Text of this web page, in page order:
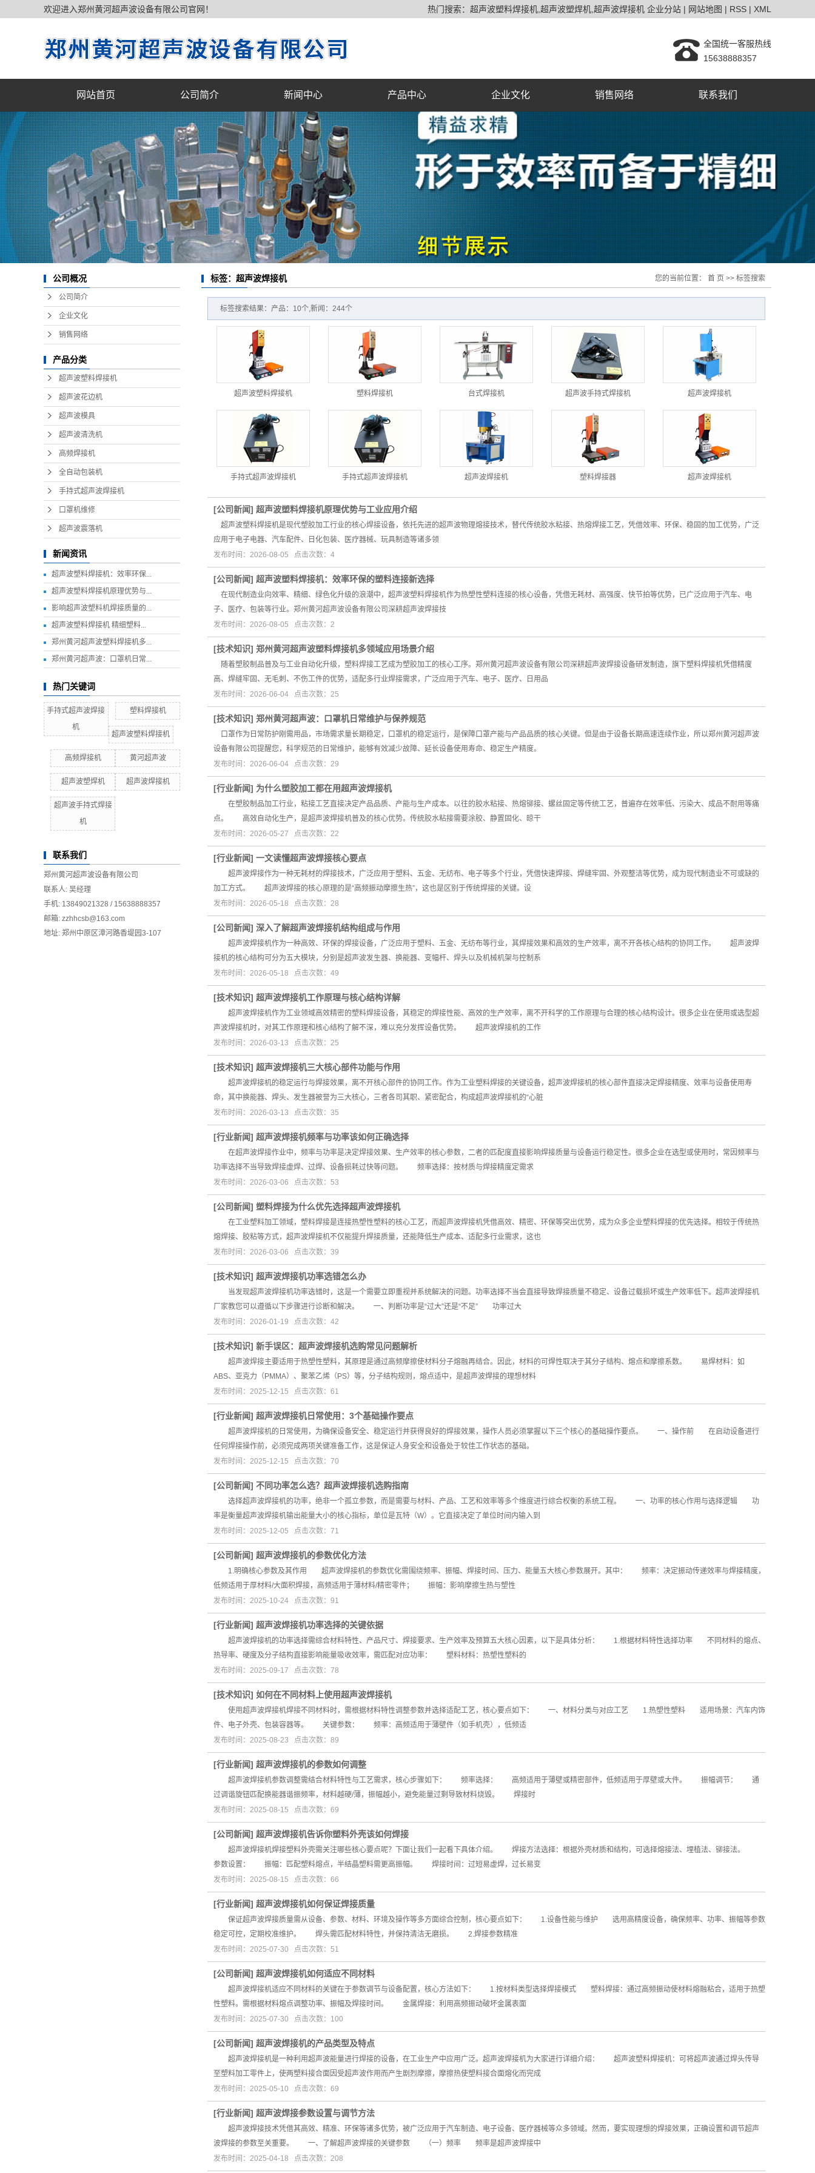
欢迎进入郑州黄河超声波设备有限公司官网！ 热门搜索： 超声波塑料焊接机 超声波塑焊机 超声波焊接机 企业分站 | 网站地图 | RSS | XML
全国统一客服热线
15638888357
网站首页 公司简介 新闻中心 产品中心 企业文化 销售网络 联系我们
公司概况
公司简介
企业文化
销售网络
产品分类
超声波塑料焊接机
超声波花边机
超声波模具
超声波清洗机
高频焊接机
全自动包装机
手持式超声波焊接机
口罩机维修
超声波震落机
新闻资讯
超声波塑料焊接机：效率环保...
超声波塑料焊接机原理优势与...
影响超声波塑料机焊接质量的...
超声波塑料焊接机 精细塑料...
郑州黄河超声波塑料焊接机多...
郑州黄河超声波：口罩机日常...
热门关键词
手持式超声波焊接
机
塑料焊接机
超声波塑料焊接机
高频焊接机 黄河超声波
超声波塑焊机 超声波焊接机
超声波手持式焊接
机
联系我们
郑州黄河超声波设备有限公司
联系人: 吴经理
手机: 13849021328 / 15638888357
邮箱: zzhhcsb@163.com
地址: 郑州中原区漳河路香堤园3-107
标签：超声波焊接机 您的当前位置： 首 页 >> 标签搜索
标签搜索结果：产品：10个,新闻：244个
超声波塑料焊接机 塑料焊接机 台式焊接机 超声波手持式焊接机 超声波焊接机
手持式超声波焊接机 手持式超声波焊接机 超声波焊接机 塑料焊接器 超声波焊接机
[公司新闻] 超声波塑料焊接机原理优势与工业应用介绍
超声波塑料焊接机是现代塑胶加工行业的核心焊接设备，依托先进的超声波物理熔接技术，替代传统胶水粘接、热熔焊接工艺，凭借效率、环保、稳固的加工优势，广泛
应用于电子电器、汽车配件、日化包装、医疗器械、玩具制造等诸多领
发布时间：2026-08-05 点击次数：4
[公司新闻] 超声波塑料焊接机：效率环保的塑料连接新选择
在现代制造业向效率、精细、绿色化升级的浪潮中，超声波塑料焊接机作为热塑性塑料连接的核心设备，凭借无耗材、高强度、快节拍等优势，已广泛应用于汽车、电
子、医疗、包装等行业。郑州黄河超声波设备有限公司深耕超声波焊接技
发布时间：2026-08-05 点击次数：2
[技术知识] 郑州黄河超声波塑料焊接机多领域应用场景介绍
随着塑胶制品普及与工业自动化升级，塑料焊接工艺成为塑胶加工的核心工序。郑州黄河超声波设备有限公司深耕超声波焊接设备研发制造，旗下塑料焊接机凭借精度
高、焊缝牢固、无毛刺、不伤工件的优势，适配多行业焊接需求，广泛应用于汽车、电子、医疗、日用品
发布时间：2026-06-04 点击次数：25
[技术知识] 郑州黄河超声波：口罩机日常维护与保养规范
口罩作为日常防护刚需用品，市场需求量长期稳定，口罩机的稳定运行，是保障口罩产能与产品品质的核心关键。但是由于设备长期高速连续作业，所以郑州黄河超声波
设备有限公司提醒您，科学规范的日常维护，能够有效减少故障、延长设备使用寿命、稳定生产精度。
发布时间：2026-06-04 点击次数：29
[行业新闻] 为什么塑胶加工都在用超声波焊接机
在塑胶制品加工行业，粘接工艺直接决定产品品质、产能与生产成本。以往的胶水粘接、热熔铆接、螺丝固定等传统工艺，普遍存在效率低、污染大、成品不耐用等痛
点。 高效自动化生产，是超声波焊接机普及的核心优势。传统胶水粘接需要涂胶、静置固化、晾干
发布时间：2026-05-27 点击次数：22
[行业新闻] 一文读懂超声波焊接核心要点
超声波焊接作为一种无耗材的焊接技术，广泛应用于塑料、五金、无纺布、电子等多个行业，凭借快速焊接、焊缝牢固、外观整洁等优势，成为现代制造业不可或缺的
加工方式。 超声波焊接的核心原理的是“高频振动摩擦生热”，这也是区别于传统焊接的关键。设
发布时间：2026-05-18 点击次数：28
[公司新闻] 深入了解超声波焊接机结构组成与作用
超声波焊接机作为一种高效、环保的焊接设备，广泛应用于塑料、五金、无纺布等行业，其焊接效果和高效的生产效率，离不开各核心结构的协同工作。 超声波焊
接机的核心结构可分为五大模块，分别是超声波发生器、换能器、变幅杆、焊头以及机械机架与控制系
发布时间：2026-05-18 点击次数：49
[技术知识] 超声波焊接机工作原理与核心结构详解
超声波焊接机作为工业领域高效精密的塑料焊接设备，其稳定的焊接性能、高效的生产效率，离不开科学的工作原理与合理的核心结构设计。很多企业在使用或选型超
声波焊接机时，对其工作原理和核心结构了解不深，难以充分发挥设备优势。 超声波焊接机的工作
发布时间：2026-03-13 点击次数：25
[技术知识] 超声波焊接机三大核心部件功能与作用
超声波焊接机的稳定运行与焊接效果，离不开核心部件的协同工作。作为工业塑料焊接的关键设备，超声波焊接机的核心部件直接决定焊接精度、效率与设备使用寿
命，其中换能器、焊头、发生器被誉为三大核心，三者各司其职、紧密配合，构成超声波焊接机的“心脏
发布时间：2026-03-13 点击次数：35
[行业新闻] 超声波焊接机频率与功率该如何正确选择
在超声波焊接作业中，频率与功率是决定焊接效果、生产效率的核心参数，二者的匹配度直接影响焊接质量与设备运行稳定性。很多企业在选型或使用时，常因频率与
功率选择不当导致焊接虚焊、过焊、设备损耗过快等问题。 频率选择：按材质与焊接精度定需求
发布时间：2026-03-06 点击次数：53
[公司新闻] 塑料焊接为什么优先选择超声波焊接机
在工业塑料加工领域，塑料焊接是连接热塑性塑料的核心工艺，而超声波焊接机凭借高效、精密、环保等突出优势，成为众多企业塑料焊接的优先选择。相较于传统热
熔焊接、胶粘等方式，超声波焊接机不仅能提升焊接质量，还能降低生产成本、适配多行业需求，这也
发布时间：2026-03-06 点击次数：39
[技术知识] 超声波焊接机功率选错怎么办
当发现超声波焊接机功率选错时，这是一个需要立即重视并系统解决的问题。功率选择不当会直接导致焊接质量不稳定、设备过载损坏或生产效率低下。超声波焊接机
厂家教您可以遵循以下步骤进行诊断和解决。 一、判断功率是“过大”还是“不足” 功率过大
发布时间：2026-01-19 点击次数：42
[技术知识] 新手误区：超声波焊接机选购常见问题解析
超声波焊接主要适用于热塑性塑料，其原理是通过高频摩擦使材料分子熔融再结合。因此，材料的可焊性取决于其分子结构、熔点和摩擦系数。 易焊材料：如
ABS、亚克力（PMMA）、聚苯乙烯（PS）等，分子结构规则，熔点适中，是超声波焊接的理想材料
发布时间：2025-12-15 点击次数：61
[行业新闻] 超声波焊接机日常使用：3个基础操作要点
超声波焊接机的日常使用，为确保设备安全、稳定运行并获得良好的焊接效果，操作人员必须掌握以下三个核心的基础操作要点。 一、操作前 在启动设备进行
任何焊接操作前，必须完成两项关键准备工作，这是保证人身安全和设备处于较佳工作状态的基础。
发布时间：2025-12-15 点击次数：70
[公司新闻] 不同功率怎么选？超声波焊接机选购指南
选择超声波焊接机的功率，绝非一个孤立参数，而是需要与材料、产品、工艺和效率等多个维度进行综合权衡的系统工程。 一、功率的核心作用与选择逻辑 功
率是衡量超声波焊接机输出能量大小的核心指标，单位是瓦特（W）。它直接决定了单位时间内输入到
发布时间：2025-12-05 点击次数：71
[公司新闻] 超声波焊接机的参数优化方法
1.明确核心参数及其作用 超声波焊接机的参数优化需围绕频率、振幅、焊接时间、压力、能量五大核心参数展开。其中： 频率：决定振动传递效率与焊接精度，
低频适用于厚材料/大面积焊接，高频适用于薄材料/精密零件； 振幅：影响摩擦生热与塑性
发布时间：2025-10-24 点击次数：91
[行业新闻] 超声波焊接机功率选择的关键依据
超声波焊接机的功率选择需综合材料特性、产品尺寸、焊接要求、生产效率及预算五大核心因素，以下是具体分析： 1.根据材料特性选择功率 不同材料的熔点、
热导率、硬度及分子结构直接影响能量吸收效率，需匹配对应功率： 塑料材料：热塑性塑料的
发布时间：2025-09-17 点击次数：78
[技术知识] 如何在不同材料上使用超声波焊接机
使用超声波焊接机焊接不同材料时，需根据材料特性调整参数并选择适配工艺，核心要点如下： 一、材料分类与对应工艺 1.热塑性塑料 适用场景：汽车内饰
件、电子外壳、包装容器等。 关键参数： 频率：高频适用于薄壁件（如手机壳），低频适
发布时间：2025-08-23 点击次数：89
[行业新闻] 超声波焊接机的参数如何调整
超声波焊接机参数调整需结合材料特性与工艺需求，核心步骤如下： 频率选择： 高频适用于薄壁或精密部件，低频适用于厚壁或大件。 振幅调节： 通
过调谐旋钮匹配换能器谐振频率，材料越硬/薄，振幅越小，避免能量过剩导致材料烧毁。 焊接时
发布时间：2025-08-15 点击次数：69
[公司新闻] 超声波焊接机告诉你塑料外壳该如何焊接
超声波焊接机焊接塑料外壳需关注哪些核心要点呢？下面让我们一起看下具体介绍。 焊接方法选择：根据外壳材质和结构，可选择熔接法、埋植法、铆接法。
参数设置： 振幅：匹配塑料熔点，半结晶塑料需更高振幅。 焊接时间：过短易虚焊，过长易变
发布时间：2025-08-15 点击次数：66
[行业新闻] 超声波焊接机如何保证焊接质量
保证超声波焊接质量需从设备、参数、材料、环境及操作等多方面综合控制，核心要点如下： 1.设备性能与维护 选用高精度设备，确保频率、功率、振幅等参数
稳定可控，定期校准维护。 焊头需匹配材料特性，并保持清洁无磨损。 2.焊接参数精准
发布时间：2025-07-30 点击次数：51
[公司新闻] 超声波焊接机如何适应不同材料
超声波焊接机适应不同材料的关键在于参数调节与设备配置，核心方法如下： 1.按材料类型选择焊接模式 塑料焊接：通过高频振动使材料熔融粘合，适用于热塑
性塑料。需根据材料熔点调整功率、振幅及焊接时间。 金属焊接：利用高频振动破坏金属表面
发布时间：2025-07-30 点击次数：100
[公司新闻] 超声波焊接机的产品类型及特点
超声波焊接机是一种利用超声波能量进行焊接的设备，在工业生产中应用广泛。超声波焊接机为大家进行详细介绍： 超声波塑料焊接机：可将超声波通过焊头传导
至塑料加工零件上，使两塑料接合面因受超声波作用而产生剧烈摩擦，摩擦热使塑料接合面熔化而完成
发布时间：2025-05-10 点击次数：69
[行业新闻] 超声波焊接参数设置与调节方法
超声波焊接技术凭借其高效、精准、环保等诸多优势，被广泛应用于汽车制造、电子设备、医疗器械等众多领域。然而，要实现理想的焊接效果，正确设置和调节超声
波焊接的参数至关重要。 一、了解超声波焊接的关键参数 （一）频率 频率是超声波焊接中
发布时间：2025-04-18 点击次数：208